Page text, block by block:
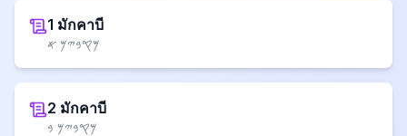
1 มักคาบี
𐤌𐤒𐤁𐤉𐤌 𐤀
2 มักคาบี
𐤌𐤒𐤁𐤉𐤌 𐤁